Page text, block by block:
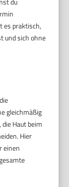
es praktisch,
und sich ohne
gleichmäßig
Haut beim
Hier
einen